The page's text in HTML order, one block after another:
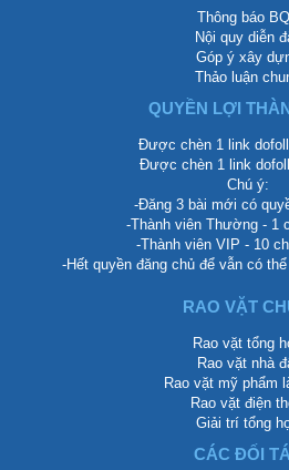
Thông báo
Nội quy diễn
Góp ý xây
Thảo luận
QUYỀN LỢI
Được chèn 1 link
Được chèn 1 link
Chú ý:
-Đăng 3 bài mới có
-Thành viên Thường - 1
-Thành viên VIP - 10
-Hết quyền đăng chủ để vẫn có
RAO VẶT
Rao vặt tổng
Rao vặt nhà
Rao vặt mỹ phẩm
Rao vặt điện
Giải trí tổng
CÁC ĐỐI